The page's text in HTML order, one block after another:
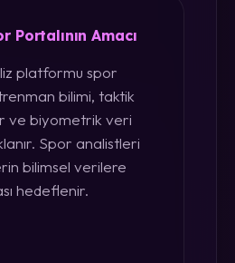
Portalının Amacı
platformu spor
bilimi, taktik
ve biyometrik veri
Spor analistleri
bilimsel verilere
hedeflenir.